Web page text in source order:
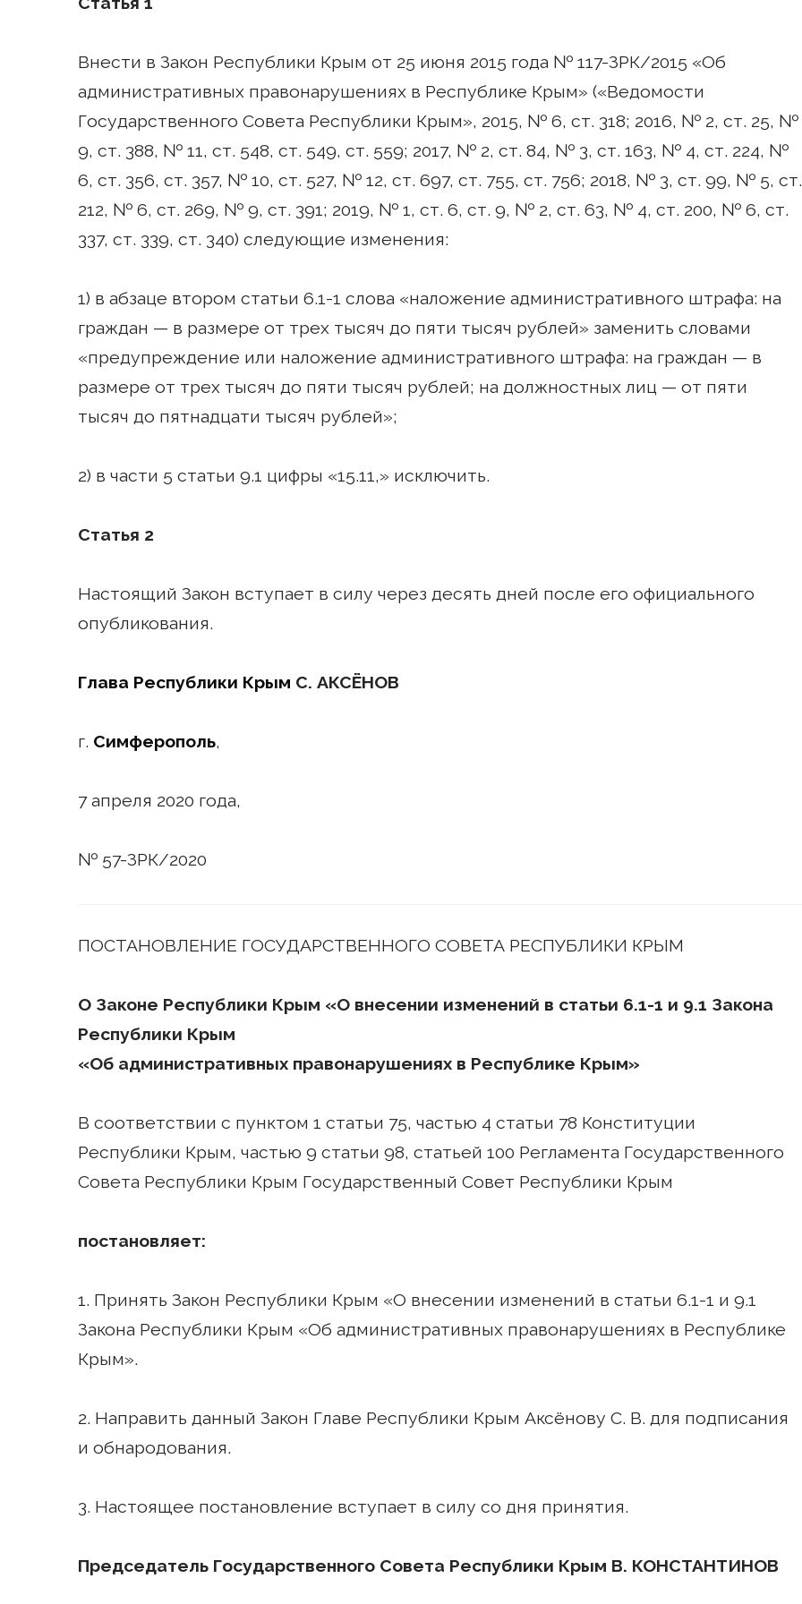
Внести в Закон Республики Крым от 25 июня 2015 года № 117-ЗРК/2015 «Об
административных правонарушениях в Республике Крым» («Ведомости
Государственного Совета Республики Крым», 2015, № 6, ст. 318; 2016, № 2, ст. 25, №
9, ст. 388, № 11, ст. 548, ст. 549, ст. 559; 2017, № 2, ст. 84, № 3, ст. 163, № 4, ст. 224, №
6, ст. 356, ст. 357, № 10, ст. 527, № 12, ст. 697, ст. 755, ст. 756; 2018, № 3, ст. 99, № 5, ст.
212, № 6, ст. 269, № 9, ст. 391; 2019, № 1, ст. 6, ст. 9, № 2, ст. 63, № 4, ст. 200, № 6, ст.
337, ст. 339, ст. 340) следующие изменения:
1) в абзаце втором статьи 6.1-1 слова «наложение административного штрафа: на
граждан — в размере от трех тысяч до пяти тысяч рублей» заменить словами
«предупреждение или наложение административного штрафа: на граждан — в
размере от трех тысяч до пяти тысяч рублей; на должностных лиц — от пяти
тысяч до пятнадцати тысяч рублей»;
2) в части 5 статьи 9.1 цифры «15.11,» исключить.
Статья 2
Настоящий Закон вступает в силу через десять дней после его официального
опубликования.
Глава Республики Крым С. АКСЁНОВ
г. Симферополь,
7 апреля 2020 года,
№ 57-ЗРК/2020
ПОСТАНОВЛЕНИЕ ГОСУДАРСТВЕННОГО СОВЕТА РЕСПУБЛИКИ КРЫМ
О Законе Республики Крым «О внесении изменений в статьи 6.1-1 и 9.1 Закона
Республики Крым
«Об административных правонарушениях в Республике Крым»
В соответствии с пунктом 1 статьи 75, частью 4 статьи 78 Конституции
Республики Крым, частью 9 статьи 98, статьей 100 Регламента Государственного
Совета Республики Крым Государственный Совет Республики Крым
постановляет:
1. Принять Закон Республики Крым «О внесении изменений в статьи 6.1-1 и 9.1
Закона Республики Крым «Об административных правонарушениях в Республике
Крым».
2. Направить данный Закон Главе Республики Крым Аксёнову С. В. для подписания
и обнародования.
3. Настоящее постановление вступает в силу со дня принятия.
Председатель Государственного Совета Республики Крым В. КОНСТАНТИНОВ